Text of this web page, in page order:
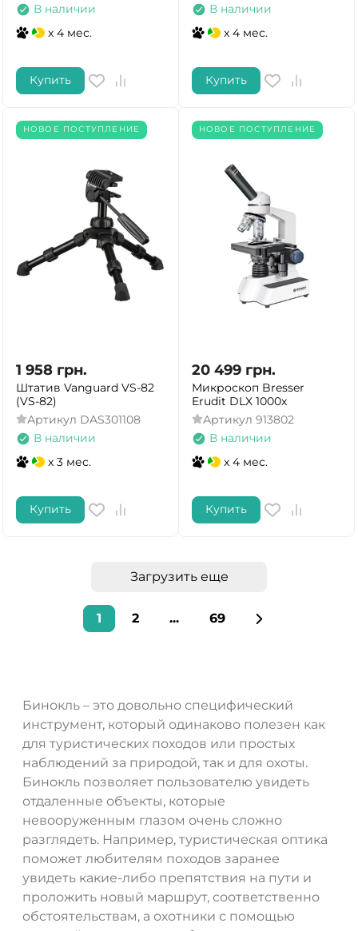
В наличии
x 4 мес.
Купить
В наличии
x 4 мес.
Купить
НОВОЕ ПОСТУПЛЕНИЕ
1 958 грн.
Штатив Vanguard VS-82
(VS-82)
Артикул DAS301108
В наличии
x 3 мес.
Купить
НОВОЕ ПОСТУПЛЕНИЕ
20 499 грн.
Микроскоп Bresser
Erudit DLX 1000x
Артикул 913802
В наличии
x 4 мес.
Купить
Загрузить еще
1 2 ... 69
Бинокль – это довольно специфический
инструмент, который одинаково полезен как
для туристических походов или простых
наблюдений за природой, так и для охоты.
Бинокль позволяет пользователю увидеть
отдаленные объекты, которые
невооруженным глазом очень сложно
разглядеть. Например, туристическая оптика
поможет любителям походов заранее
увидеть какие-либо препятствия на пути и
проложить новый маршрут, соответственно
обстоятельствам, а охотники с помощью